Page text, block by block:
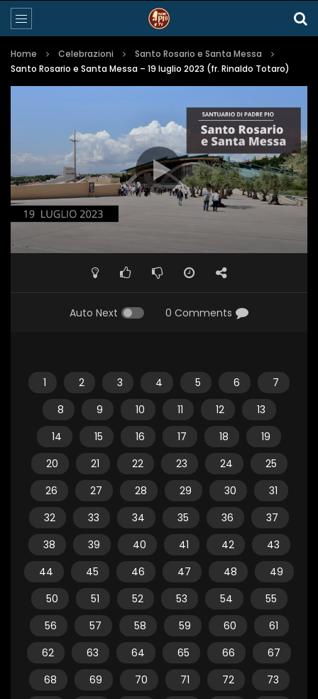
Home Celebrazioni
Santo Rosario e Santa Messa
Santo Rosario e Santa Messa – 19 luglio 2023 (fr. Rinaldo Totaro)
Auto Next 0 Comments
1 2 3 4 5 6
7
8
9 10 11 12
13
14
15 16 17 18
19
20
21 22 23 24
25
26
27 28 29 30
31
32
33 34 35 36
37
38
39 40 41 42
43
44
45 46 47 48
49
50
51 52 53 54
55
56
57 58 59 60
61
62
63 64 65 66
67
68
69 70 71 72
73